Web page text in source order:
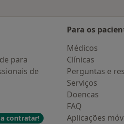
para
de
contratar!
Para os
Médicos
Clínicas
Perguntas e
Serviços
Doencas
FAQ
Aplicações